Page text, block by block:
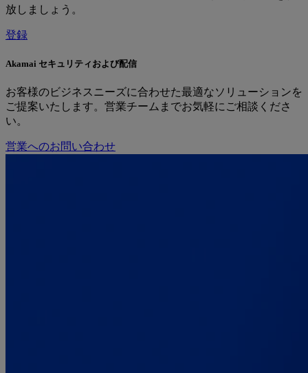
放しましょう。
登録
Akamai セキュリティおよび配信
お客様のビジネスニーズに合わせた最適なソリューションを
ご提案いたします。営業チームまでお気軽にご相談くださ
い。
営業へのお問い合わせ